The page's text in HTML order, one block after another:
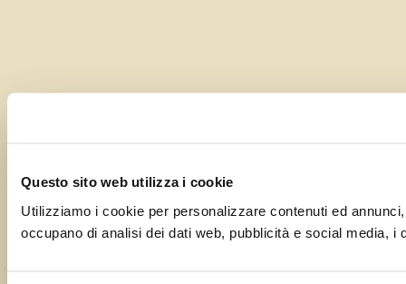
Questo sito web utilizza i cookie
Utilizziamo i cookie per personalizzare contenuti ed
occupano di analisi dei dati web, pubblicità e social media,